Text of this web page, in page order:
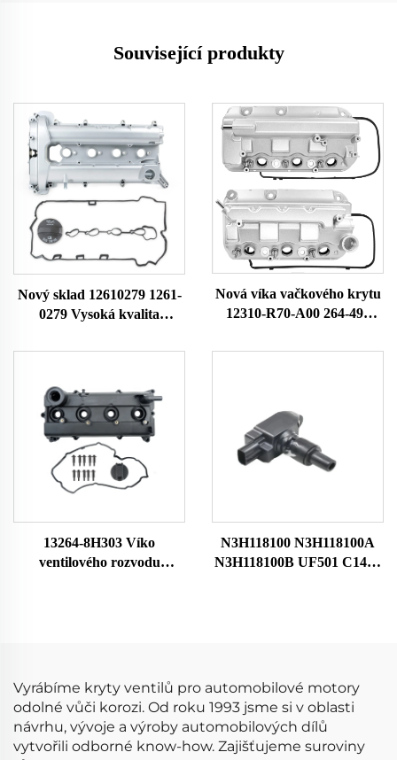
Související produkty
Nový sklad 12610279 1261-
0279 Vysoká kvalita
motoru pro C-hevrolet
ventilového rozvodu
Nová víka vačkového krytu
12310-R70-A00 264-491
A10 pro motor 2008-2017
13264-8H303 Víko
ventilového rozvodu
N3H118100 N3H118100A
N3H118100B UF501 C1459
Vyrábíme kryty ventilů pro automobilové motory
odolné vůči korozi. Od roku 1993 jsme si v oblasti
návrhu, vývoje a výroby automobilových dílů
vytvořili odborné know-how. Zajišťujeme suroviny